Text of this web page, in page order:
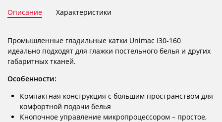
Описание Характеристики
Промышленные гладильные катки Unimac I30-160
идеально подходят для глажки постельного белья и других
габаритных тканей.
Особенности:
Компактная конструкция с большим пространством для
комфортной подачи белья
Кнопочное управление микропроцессором – простое,